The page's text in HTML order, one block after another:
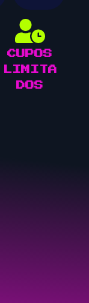
CUPOS
LIMITA
DOS